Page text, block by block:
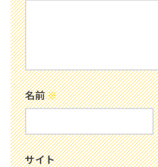
名前※
サイト